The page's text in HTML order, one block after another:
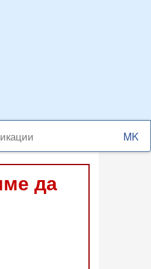
Select
your
да